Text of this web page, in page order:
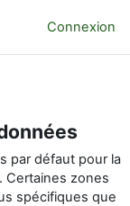
Connexion
par défaut pour la
Certaines zones
spécifiques que